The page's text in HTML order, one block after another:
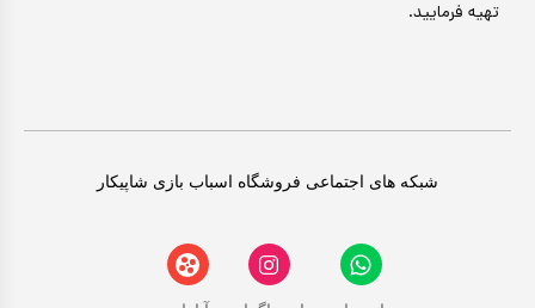
تهیه فرمایید.
شبکه های اجتماعی فروشگاه اسباب بازی شاپیکار